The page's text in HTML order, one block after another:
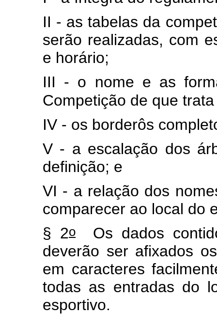
II - as tabelas da
serão realizadas, com
e horário;
III - o nome e as
Competição de que
IV - os borderôs
V - a escalação dos
definição; e
VI - a relação dos
comparecer ao local do
§ 2oOs dados
deverão ser afixados
em caracteres
todas as entradas do
esportivo.